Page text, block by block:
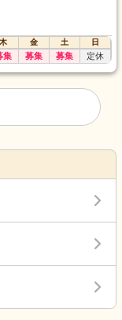
木 金 土
日
集 募集 募集 定休